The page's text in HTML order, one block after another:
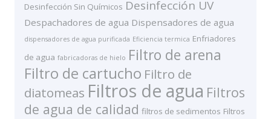
Desinfección Sin Químicos Desinfección UV
Despachadores de agua Dispensadores de agua
dispensadores de agua purificada Eficiencia termica Enfriadores
de agua fabricadoras de hielo Filtro de arena
Filtro de cartucho Filtro de
diatomeas Filtros de agua Filtros
de agua de calidad filtros de sedimentos Filtros